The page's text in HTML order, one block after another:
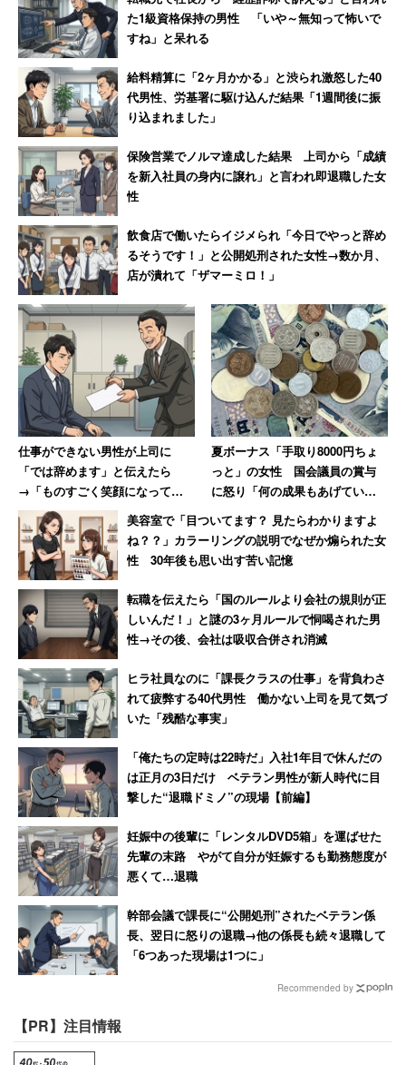
両親を呼ぼうにも声が出ない。そのまま父は意識を失い、
目が覚めると朝だった。不気味な体験に全身じっとり汗を
かいていた父は、階下の浴室へ向かった。
鏡を観ると、首に赤い輪っかのような跡がクッキリとつい
ていた。父は「夢じゃなかったのか…」と驚き、確信し
た。「あれはまた必ずやって来る」と。
「今度あれが来たら戦ってやる」と、対峙を
決意
幼い頃から霊感の強かった父は、20歳になる頃には心霊現
象に強いお寺や神社などの関係者と親しくなっていた。心
霊的な問題から身を守る術も身につけていたし、柔術有段
者でもある。
父はあるお寺の和尚さんからもらった「不動明王の数珠」
をお守りとして持っていた。まだ若く自分の力に自信があ
った父は、「今度あれが来たら戦ってやる」と、対峙を決
意したのだった。
その日から毎晩不動明王の数珠を首にかけて眠り、1週間
後の夜。その焼けただれたおばあさんが部屋に入ってき
た。数珠を持っていたからか、その時は金縛りにならなか
った。
すぐに手に数珠を持って、気合を入れながらおばあさんに
向けて九字を切った。九字は護身法で、筆者も小学生の頃
に父から教えてもらった。するとおばあさんは後ずさり、
窓の方から消えていった。以来、父の前にそのおばあさん
が現れることはなかった。
父自身の体験はここでおしまいなのだが、実はこの話、後
から「つながっていた」ことを知ることになる。
後編に続く。
皆様の 心霊体験エピソード
らから→https://questant.jp/q/R4NYUZ9W
た1級資格保持の男性 「いや～無知って怖いで
すね」と呆れる
給料精算に「2ヶ月かかる」と渋られ激怒した40
代男性、労基署に駆け込んだ結果「1週間後に振
り込まれました」
保険営業でノルマ達成した結果 上司から「成績
を新入社員の身内に譲れ」と言われ即退職した女
性
飲食店で働いたらイジメられ「今日でやっと辞め
るそうです！」と公開処刑された女性→数か月、
店が潰れて「ザマーミロ！」
仕事ができない男性が上司に
「では辞めます」と伝えたら
→「ものすごく笑顔になって、
その場で退職届を書かされまし
た」
夏ボーナス「手取り8000円ちょ
っと」の女性 国会議員の賞与
に怒り「何の成果もあげていな
に」
美容室で「目ついてます？ 見たらわかりますよ
ね？？」カラーリングの説明でなぜか煽られた女
性 30年後も思い出す苦い記憶
転職を伝えたら「国のルールより会社の規則が正
しいんだ！」と謎の3ヶ月ルールで恫喝された男
性→その後、会社は吸収合併され消滅
ヒラ社員なのに「課長クラスの仕事」を背負わさ
れて疲弊する40代男性 働かない上司を見て気づ
いた「残酷な事実」
「俺たちの定時は22時だ」入社1年目で休んだの
は正月の3日だけ ベテラン男性が新人時代に目
撃した“退職ドミノ”の現場【前編】
妊娠中の後輩に「レンタルDVD5箱」を運ばせた
先輩の末路 やがて自分が妊娠するも勤務態度が
悪くて…退職
幹部会議で課長に“公開処刑”されたベテラン係
長、翌日に怒りの退職→他の係長も続々退職して
「6つあった現場は1つに」
Recommended by
【PR】注目情報